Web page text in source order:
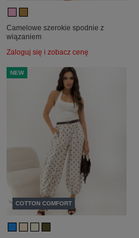
Camelowe szerokie spodnie z
wiązaniem
Zaloguj się i zobacz cenę
NEW
COTTON COMFORT